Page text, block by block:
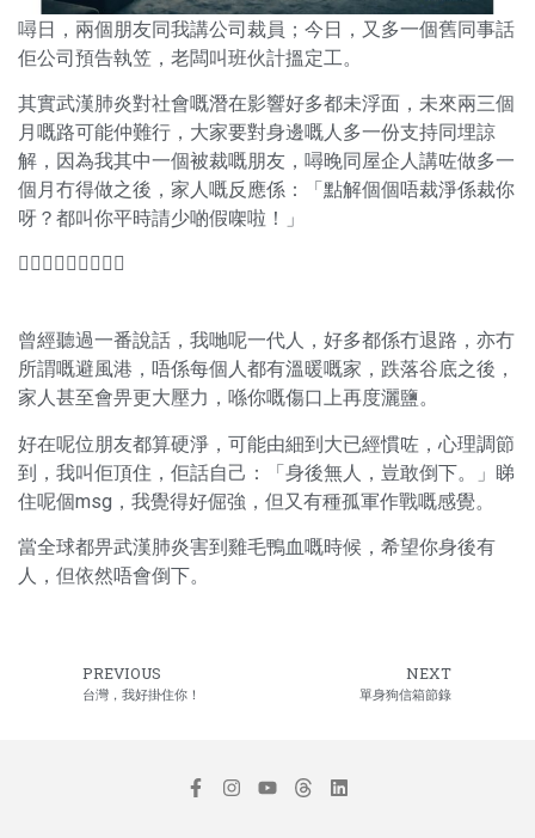
噚日，兩個朋友同我講公司裁員；今日，又多一個舊同事話
佢公司預告執笠，老闆叫班伙計搵定工。
其實武漢肺炎對社會嘅潛在影響好多都未浮面，未來兩三個
月嘅路可能仲難行，大家要對身邊嘅人多一份支持同埋諒
解，因為我其中一個被裁嘅朋友，噚晚同屋企人講咗做多一
個月冇得做之後，家人嘅反應係：「點解個個唔裁淨係裁你
呀？都叫你平時請少啲假㗎啦！」
🤦🏻‍♂️🤦🏻‍♂️🤦🏻‍♂️
曾經聽過一番說話，我哋呢一代人，好多都係冇退路，亦冇
所謂嘅避風港，唔係每個人都有溫暖嘅家，跌落谷底之後，
家人甚至會畀更大壓力，喺你嘅傷口上再度灑鹽。
好在呢位朋友都算硬淨，可能由細到大已經慣咗，心理調節
到，我叫佢頂住，佢話自己：「身後無人，豈敢倒下。」睇
住呢個msg，我覺得好倔強，但又有種孤軍作戰嘅感覺。
當全球都畀武漢肺炎害到雞毛鴨血嘅時候，希望你身後有
人，但依然唔會倒下。
PREVIOUS
台灣，我好掛住你！
NEXT
單身狗信箱節錄